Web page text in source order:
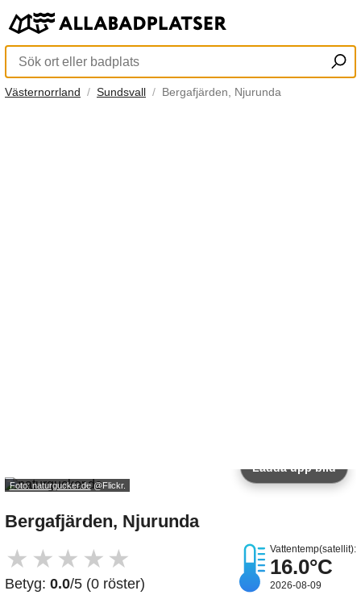
Västernorrland Sundsvall Bergafjärden, Njurunda
Foto: naturgucker.de@Flickr.
Ladda upp bild
Bergafjärden, Njurunda
★ ★ ★ ★ ★
Betyg: 0.0/5 (0 röster)
Vattentemp(satellit):
16.0°C
2026-08-09